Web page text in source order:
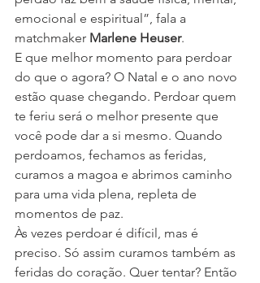
emocional e espiritual”, fala a
matchmaker Marlene Heuser.
E que melhor momento para perdoar
do que o agora? O Natal e o ano novo
estão quase chegando. Perdoar quem
te feriu será o melhor presente que
você pode dar a si mesmo. Quando
perdoamos, fechamos as feridas,
curamos a magoa e abrimos caminho
para uma vida plena, repleta de
momentos de paz.
Às vezes perdoar é difícil, mas é
preciso. Só assim curamos também as
feridas do coração. Quer tentar? Então